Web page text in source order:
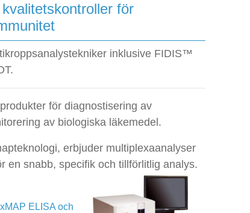
för
inklusive FIDIS™
för diagnostisering av
av biologiska läkemedel.
erbjuder multiplexaanalyser
en snabb, specifik och tillförlitlig analys.
ELISA och